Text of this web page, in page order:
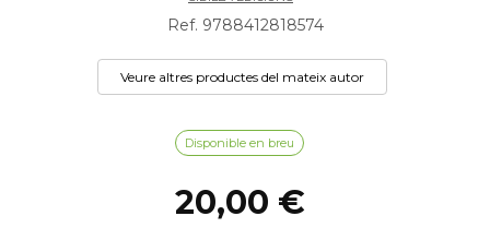
Ref. 9788412818574
Veure altres productes del mateix autor
Disponible en breu
20,00 €